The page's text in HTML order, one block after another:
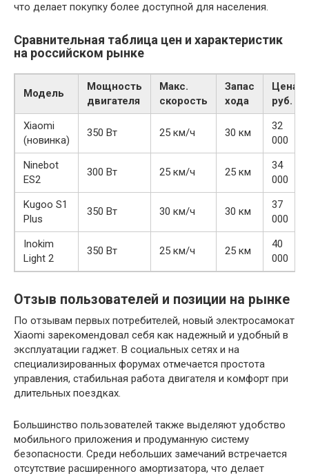
что делает покупку более доступной для населения.
Сравнительная таблица цен и характеристик
на российском рынке
Модель
Мощность
двигателя
Макс.
скорость
Запас
хода
Цена,
руб.
Xiaomi
(новинка)
350 Вт 25 км/ч 30 км
32
000
Ninebot
ES2
300 Вт 25 км/ч 25 км
34
000
Kugoo S1
Plus
350 Вт 30 км/ч 30 км
37
000
Inokim
Light 2
350 Вт 25 км/ч 25 км
40
000
Отзыв пользователей и позиции на рынке
По отзывам первых потребителей, новый электросамокат
Xiaomi зарекомендовал себя как надежный и удобный в
эксплуатации гаджет. В социальных сетях и на
специализированных форумах отмечается простота
управления, стабильная работа двигателя и комфорт при
длительных поездках.
Большинство пользователей также выделяют удобство
мобильного приложения и продуманную систему
безопасности. Среди небольших замечаний встречается
отсутствие расширенного амортизатора, что делает